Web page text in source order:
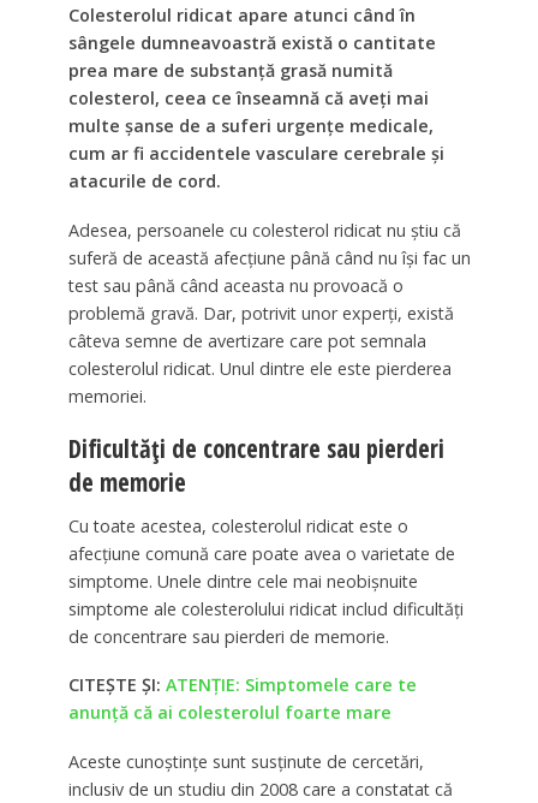
Colesterolul ridicat apare atunci când în
sângele dumneavoastră există o cantitate
prea mare de substanță grasă numită
colesterol, ceea ce înseamnă că aveți mai
multe șanse de a suferi urgențe medicale,
cum ar fi accidentele vasculare cerebrale și
atacurile de cord.
Adesea, persoanele cu colesterol ridicat nu știu că
suferă de această afecțiune până când nu își fac un
test sau până când aceasta nu provoacă o
problemă gravă. Dar, potrivit unor experți, există
câteva semne de avertizare care pot semnala
colesterolul ridicat. Unul dintre ele este pierderea
memoriei.
Dificultăți de concentrare sau pierderi
de memorie
Cu toate acestea, colesterolul ridicat este o
afecțiune comună care poate avea o varietate de
simptome. Unele dintre cele mai neobișnuite
simptome ale colesterolului ridicat includ dificultăți
de concentrare sau pierderi de memorie.
CITEȘTE ȘI: ATENȚIE: Simptomele care te
anunță că ai colesterolul foarte mare
Aceste cunoștințe sunt susținute de cercetări,
inclusiv de un studiu din 2008 care a constatat că